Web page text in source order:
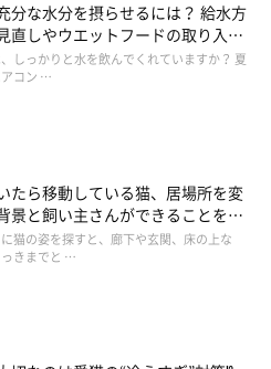
やすいサインを見せているので
さんに甘えたがるのでしょうか？
んでほしい、食べたいなどの要求
せるでしょう」
分な水分を摂らせるには？ 給水方
直しやウエットフードの取り入れ
説
しっかりと水を飲んでくれていますか？ 夏
コン …
たら移動している猫、居場所を変
景と飼い主さんができることを獣
解説
猫の姿を探すと、廊下や玄関、床の上な
っきまでと …